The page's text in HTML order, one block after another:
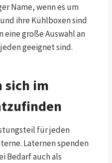
Name, wenn es um
ihre Kühlboxen sind
eine große Auswahl an
geeignet sind.
sich im
für jeden
Laternen spenden
Bedarf auch als